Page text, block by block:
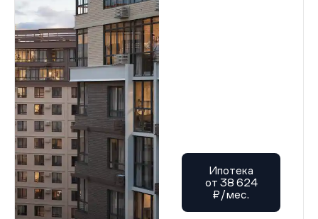
Ипотека
от 38 624
₽/мес.